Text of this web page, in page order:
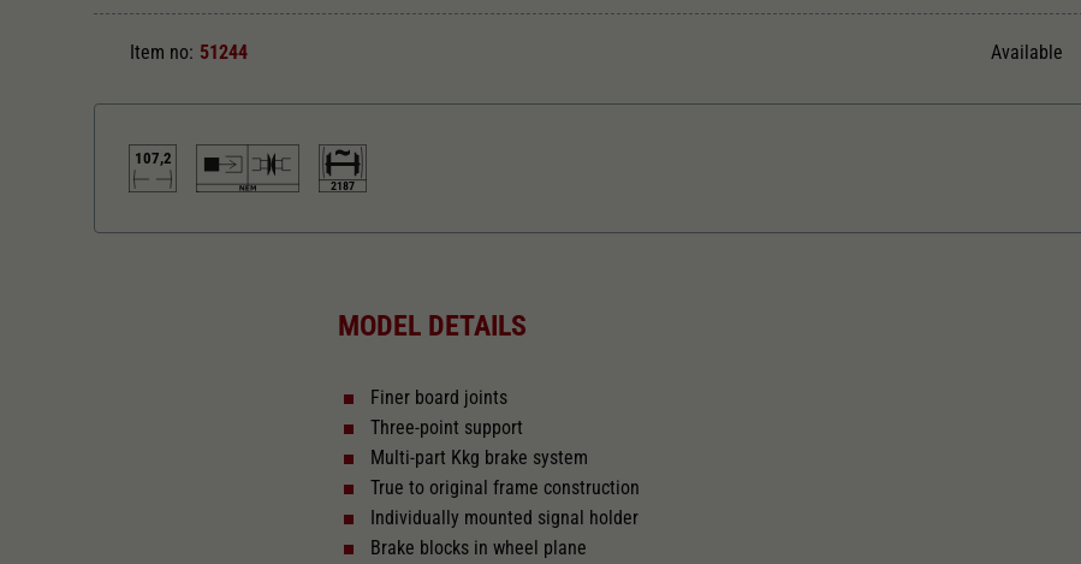
Item no: 51244 Available
107,2
2187
MODEL DETAILS
Finer board joints
Three-point support
Multi-part Kkg brake system
True to original frame construction
Individually mounted signal holder
Brake blocks in wheel plane
Einstellungen, falls der Webseiten-Betreiber dies